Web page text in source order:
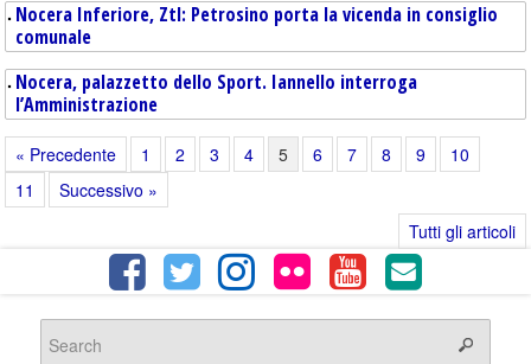
Nocera Inferiore, Ztl: Petrosino porta la vicenda in consiglio
comunale
ZTL, È SCONTRO
Nocera, palazzetto dello Sport. Iannello interroga
l’Amministrazione
« Precedente 1 2 3 4 5 6 7 8 9
10
11
Successivo »
Tutti gli articoli